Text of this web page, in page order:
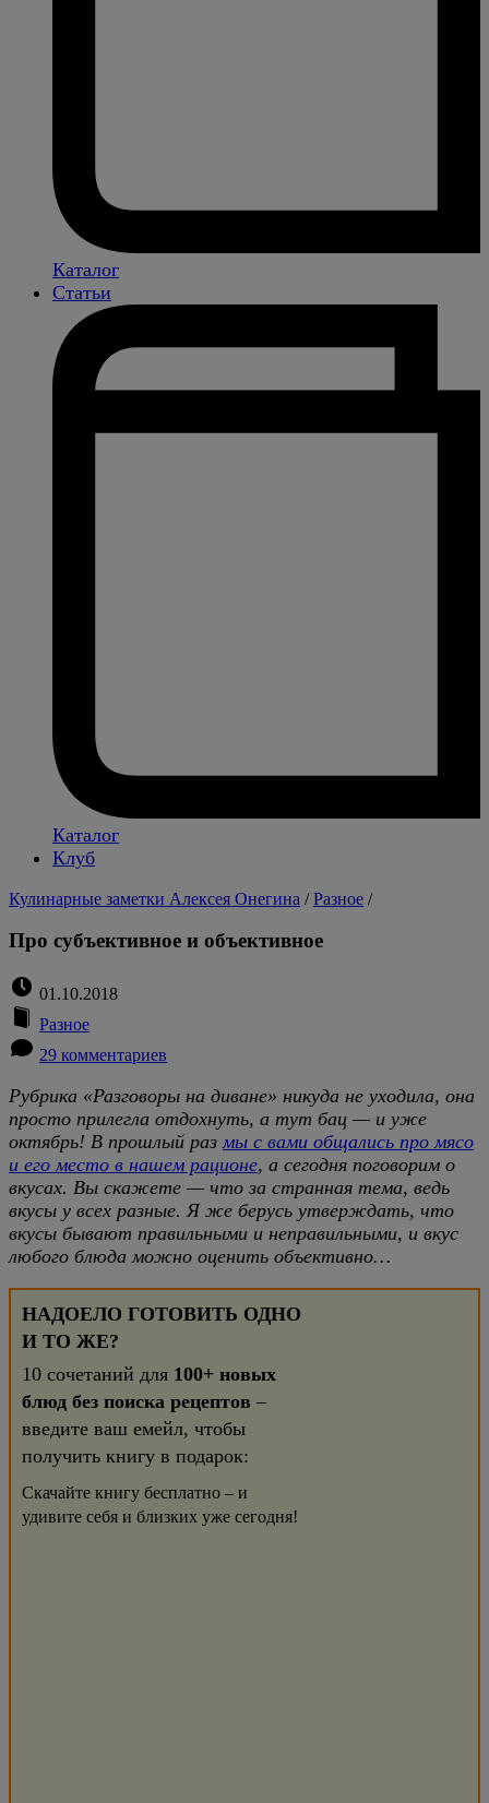
Каталог
Статьи
Каталог
Клуб
Кулинарные заметки Алексея Онегина /Разное /
Про субъективное и объективное
01.10.2018
Разное
29 комментариев
Рубрика «Разговоры на диване» никуда не уходила, она
просто прилегла отдохнуть, а тут бац — и уже
октябрь! В прошлый размы с вами общались про мясо
и его место в нашем рационе, а сегодня поговорим о
вкусах. Вы скажете — что за странная тема, ведь
вкусы у всех разные. Я же берусь утверждать, что
вкусы бывают правильными и неправильными, и вкус
любого блюда можно оценить объективно…
НАДОЕЛО ГОТОВИТЬ ОДНО
И ТО ЖЕ?
10 сочетаний для 100+ новых
блюд без поиска рецептов –
введите ваш емейл, чтобы
получить книгу в подарок:
Скачайте книгу бесплатно – и
удивите себя и близких уже сегодня!